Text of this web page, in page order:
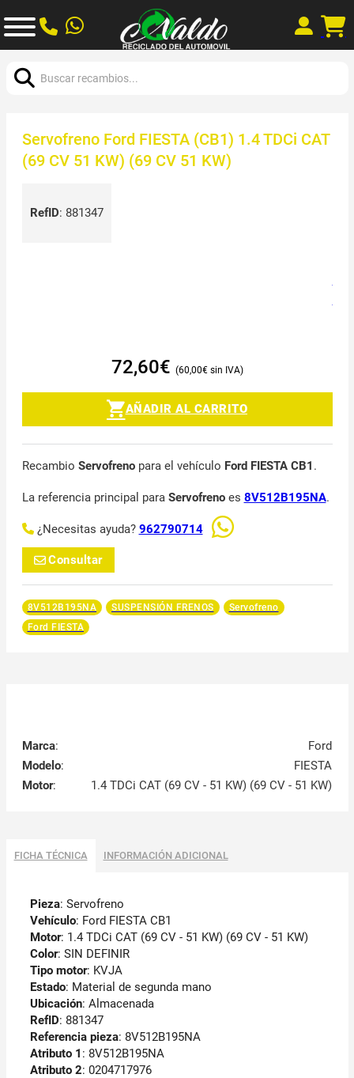
Servofreno Ford FIESTA (CB1) 1.4 TDCi CAT
(69 CV 51 KW) (69 CV 51 KW)
RefID: 881347
72,60€ 60,00€
AÑADIR AL CARRITO
Recambio Servofrenopara el vehículo Ford FIESTA CB1 .
La referencia principal para Servofrenoes 8V512B195NA.
¿Necesitas ayuda? 962790714
Consultar
8V512B195NA SUSPENSIÓN FRENOS
Servofreno
Ford FIESTA
Marca:
Ford
Modelo:
FIESTA
Motor: 1.4 TDCi CAT (69 CV - 51 KW) (69 CV - 51 KW)
FICHA TÉCNICA INFORMACIÓN ADICIONAL
Pieza: Servofreno
Vehículo: Ford FIESTA CB1
Motor: 1.4 TDCi CAT (69 CV - 51 KW) (69 CV - 51 KW)
Color: SIN DEFINIR
Tipo motor: KVJA
Estado: Material de segunda mano
Ubicación: Almacenada
RefID: 881347
Referencia pieza: 8V512B195NA
Atributo 1 : 8V512B195NA
Atributo 2: 0204717976